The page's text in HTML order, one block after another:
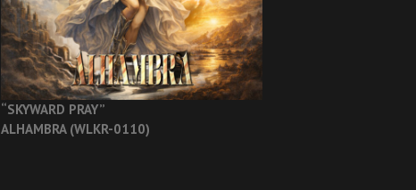
“SKYWARD PRAY”
ALHAMBRA (WLKR-0110)